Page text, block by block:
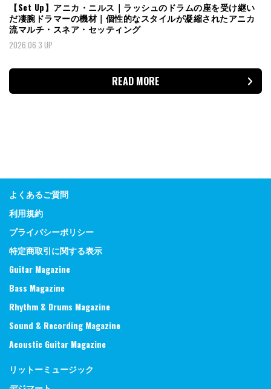
【Set Up】アニカ・ニルス｜ラッシュのドラムの座を受け継い
だ凄腕ドラマーの機材｜個性的なスタイルが凝縮されたアニカ
流マルチ・スネア・セッティング
2026.06.3 UP
READ MORE
よくあるご質問
利用規約
プライバシーポリシー
特定商取引に関する表示
Guitar Magazine
Bass Magazine
Rhythm & Drums Magazine
Sound & Recording Magazine
Acoustic Guitar Magazine
リットーミュージック